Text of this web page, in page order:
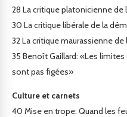
28 La critique platonicienne de
30 La critique libérale de la
32 La critique maurassienne
35 Benoît Gaillard: «Les limites
sont pas figées»
Culture et carnets
40 Mise en trope: Quand les